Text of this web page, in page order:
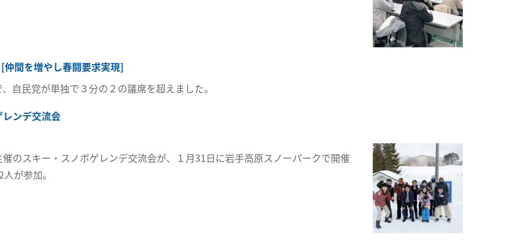
仲間を増やし春闘要求実現]
自民党が単独で３分の２の議席を超えました。
ンデ交流会
のスキー・スノボゲレンデ交流会が、１月31日に岩手高原スノーパークで開催
が参加。